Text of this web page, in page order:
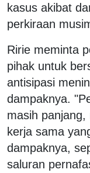
kasus akibat
perkiraan
Ririe meminta
pihak untuk
antisipasi
dampaknya.
masih
kerja sama
dampaknya,
saluran